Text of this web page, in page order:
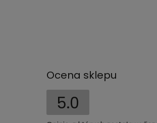
Ocena sklepu
5.0